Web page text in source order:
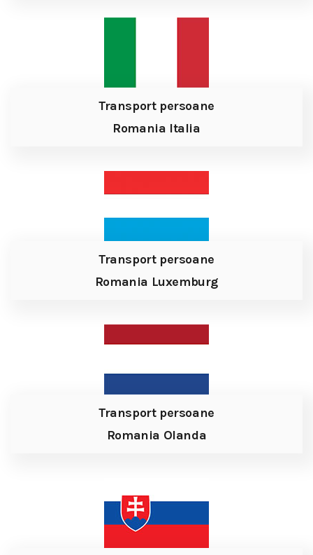
Transport persoane
Romania Italia
Transport persoane
Romania Luxemburg
Transport persoane
Romania Olanda